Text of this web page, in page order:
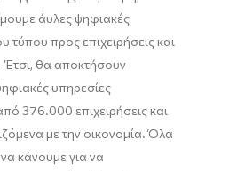
άυλες ψηφιακές
τύπου προς επιχειρήσεις και
‘Έτσι, θα αποκτήσουν
υπηρεσίες
376.000 επιχειρήσεις και
με την οικονομία. Όλα
κάνουμε για να